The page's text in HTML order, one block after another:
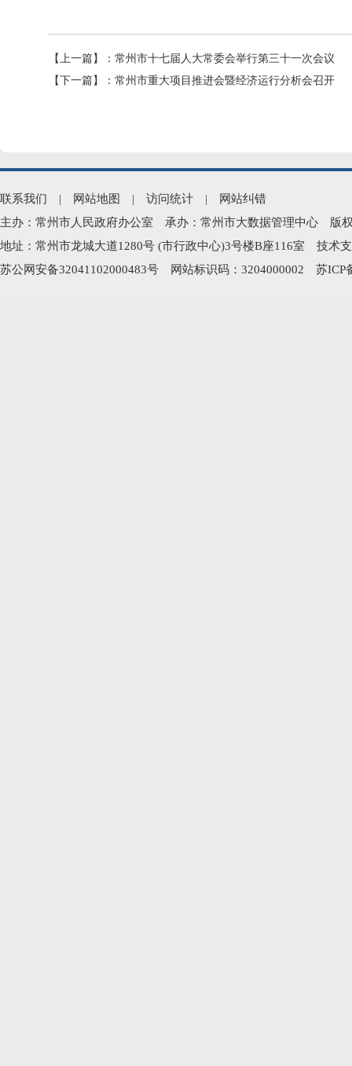
【上一篇】： 常州市十七届人大常委会举行第三十一次会议
【下一篇】： 常州市重大项目推进会暨经济运行分析会召开
联系我们 | 网站地图 | 访问统计 |
网站纠错
主办：常州市人民政府办公室 承办：常州市大数据管理中心 版
地址：常州市龙城大道1280号 (市行政中心)3号楼B座116室 技术
苏公网安备32041102000483号 网站标识码：3204000002 苏ICP